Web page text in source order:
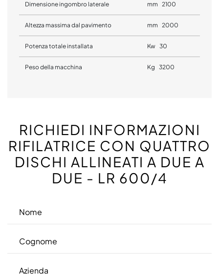
Dimensione ingombro laterale mm 2100
Altezza massima dal pavimento mm 2000
Potenza totale installata Kw 30
Peso della macchina Kg 3200
RICHIEDI INFORMAZIONI
RIFILATRICE CON QUATTRO
DISCHI ALLINEATI A DUE A
DUE - LR 600/4